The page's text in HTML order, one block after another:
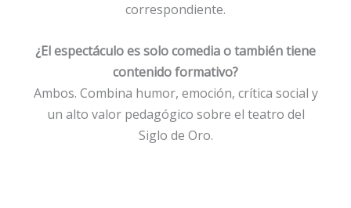
correspondiente.
¿El espectáculo es solo comedia o también tiene
contenido formativo?
Ambos. Combina humor, emoción, crítica social y
un alto valor pedagógico sobre el teatro del
Siglo de Oro.